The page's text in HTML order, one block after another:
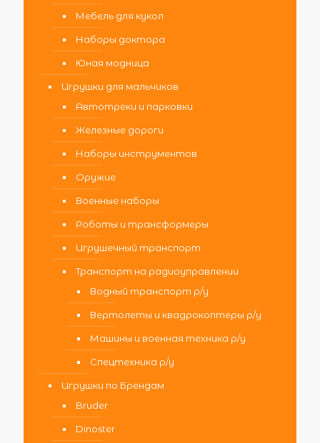
Мебель для кукол
Наборы доктора
Юная модница
Игрушки для мальчиков
Автотреки и парковки
Железные дороги
Наборы инструментов
Оружие
Военные наборы
Роботы и трансформеры
Игрушечный транспорт
Транспорт на радиоуправлении
Водный транспорт р/у
Вертолеты и квадрокоптеры р/у
Машины и военная техника р/у
Спецтехника р/у
Игрушки по Брендам
Bruder
Dinoster